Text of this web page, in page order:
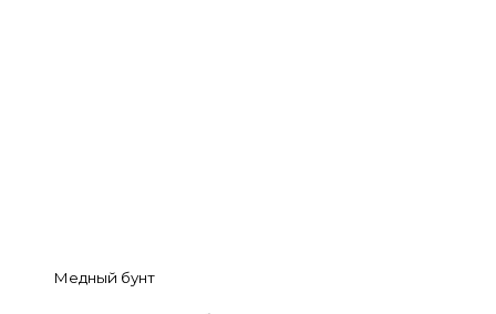
Медный бунт